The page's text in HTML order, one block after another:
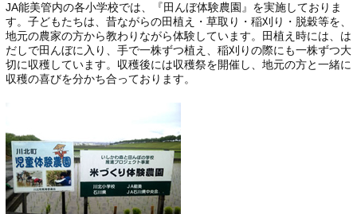
JA能美管内の各小学校では、『田んぼ体験農園』を実施しておりま
す。子どもたちは、昔ながらの田植え・草取り・稲刈り・脱穀等を、
地元の農家の方から教わりながら体験しています。田植え時には、は
だしで田んぼに入り、手で一株ずつ植え、稲刈りの際にも一株ずつ大
切に収穫しています。収穫後には収穫祭を開催し、地元の方と一緒に
収穫の喜びを分かち合っております。